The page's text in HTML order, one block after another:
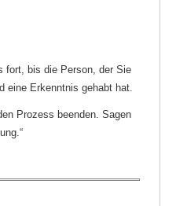
fort, bis die Person, der Sie
eine Erkenntnis gehabt hat.
Prozess beenden. Sagen